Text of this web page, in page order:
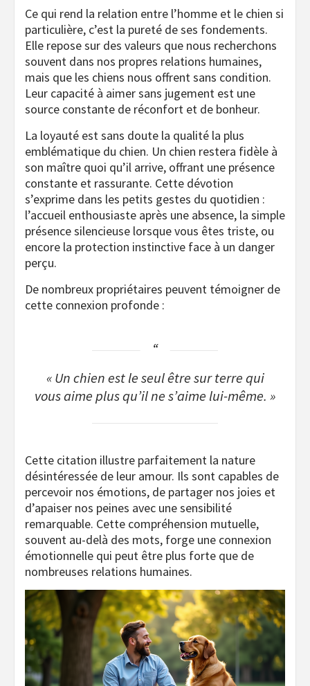
Ce qui rend la relation entre l’homme et le chien si
particulière, c’est la pureté de ses fondements.
Elle repose sur des valeurs que nous recherchons
souvent dans nos propres relations humaines,
mais que les chiens nous offrent sans condition.
Leur capacité à aimer sans jugement est une
source constante de réconfort et de bonheur.
La loyauté est sans doute la qualité la plus
emblématique du chien. Un chien restera fidèle à
son maître quoi qu’il arrive, offrant une présence
constante et rassurante. Cette dévotion
s’exprime dans les petits gestes du quotidien :
l’accueil enthousiaste après une absence, la simple
présence silencieuse lorsque vous êtes triste, ou
encore la protection instinctive face à un danger
perçu.
De nombreux propriétaires peuvent témoigner de
cette connexion profonde :
« Un chien est le seul être sur terre qui
vous aime plus qu’il ne s’aime lui-même. »
Cette citation illustre parfaitement la nature
désintéressée de leur amour. Ils sont capables de
percevoir nos émotions, de partager nos joies et
d’apaiser nos peines avec une sensibilité
remarquable. Cette compréhension mutuelle,
souvent au-delà des mots, forge une connexion
émotionnelle qui peut être plus forte que de
nombreuses relations humaines.